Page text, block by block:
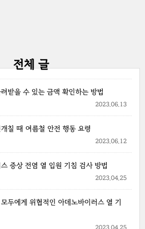
전체 글
받을 수 있는 금액 확인하는 방법
2023.06.13
칠 때 여름철 안전 행동 요령
2023.06.12
증상 전염 열 입원 기침 검사 방법
2023.04.25
두에게 위협적인 아데노바이러스 열 기